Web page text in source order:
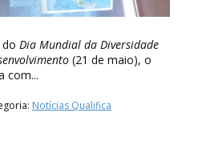
Dia Mundial da Diversidade
(21 de maio), o
com...
Notícias Qualifica